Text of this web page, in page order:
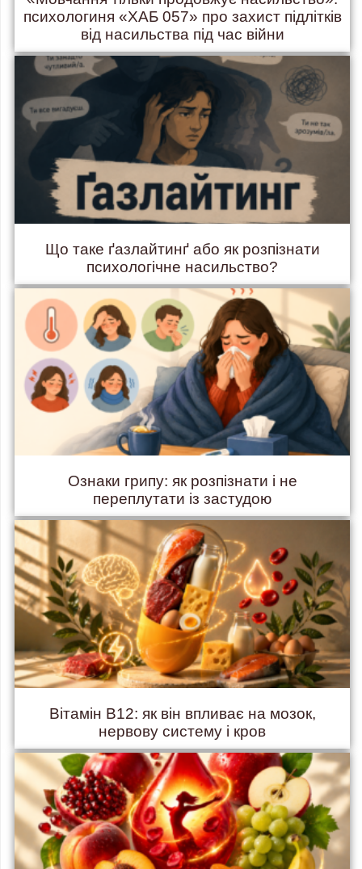
психологиня «ХАБ 057» про захист підлітків
від насильства під час війни
Що таке ґазлайтинґ або як розпізнати
психологічне насильство?
Ознаки грипу: як розпізнати і не
переплутати із застудою
Вітамін B12: як він впливає на мозок,
нервову систему і кров